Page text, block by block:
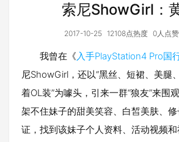
索尼ShowGirl：
2017-10-25 12108点热度 0人点赞
我曾在《入手PlayStation4 Pro国
尼ShowGirl，还以“黑丝、短裙、美腿
着OL装”为噱头，引来一群“狼友”来围
架不住妹子的甜美笑容、白皙美肤、
证，找到该妹子个人资料、活动视频